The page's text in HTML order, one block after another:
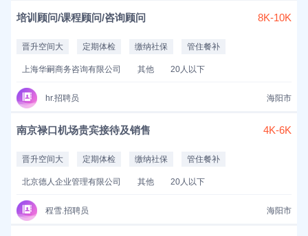
培训顾问/课程顾问/咨询顾问 8K-10K
晋升空间大 定期体检 缴纳社保 管住餐补
上海华嗣商务咨询有限公司 其他 20人以下
hr.招聘员 海阳市
南京禄口机场贵宾接待及销售 4K-6K
晋升空间大 定期体检 缴纳社保 管住餐补
北京德人企业管理有限公司 其他 20人以下
程雪.招聘员 海阳市